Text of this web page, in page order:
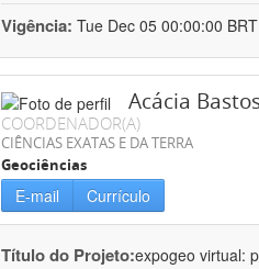
Vigência: Tue Dec 05 00:00:00
Acácia
COORDENADOR(A)
CIÊNCIAS EXATAS E DA TERRA
Geociências
E-mail Currículo
Título do Projeto:expogeo virtual: